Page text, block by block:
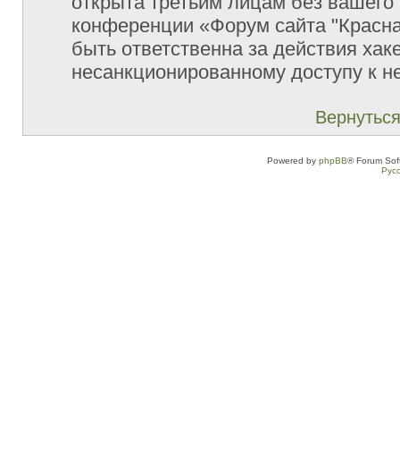
конференции «Форум сайта
быть ответственна за действия
несанкционированному доступу к
Powered by phpBB® Forum